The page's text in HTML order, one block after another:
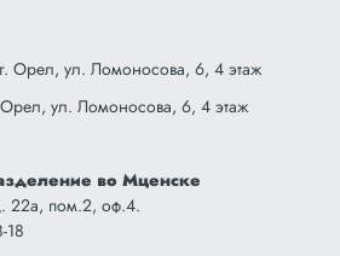
с/п
Орел, ул. Ломоносова, 6, 4 этаж
ул. Ломоносова, 6, 4 этаж
во Мценске
22а, пом.2, оф.4.
18